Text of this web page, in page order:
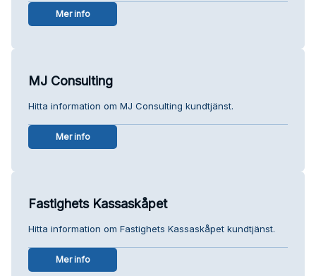
Mer info
MJ Consulting
Hitta information om MJ Consulting kundtjänst.
Mer info
Fastighets Kassaskåpet
Hitta information om Fastighets Kassaskåpet kundtjänst.
Mer info